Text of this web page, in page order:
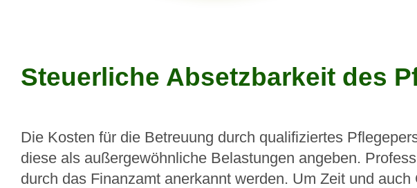
Steuerliche Absetzbarkeit des
Die Kosten für die Betreuung durch qualifiziertes
diese als außergewöhnliche Belastungen angeben.
durch das Finanzamt anerkannt werden. Um Zeit und